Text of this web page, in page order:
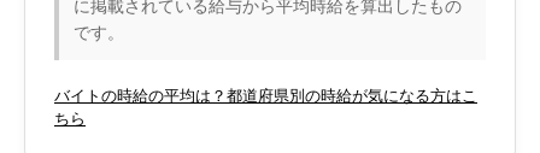
に掲載されている給与から平均時給を算出したもの
です。
バイトの時給の平均は？都道府県別の時給が気になる方はこ
ちら